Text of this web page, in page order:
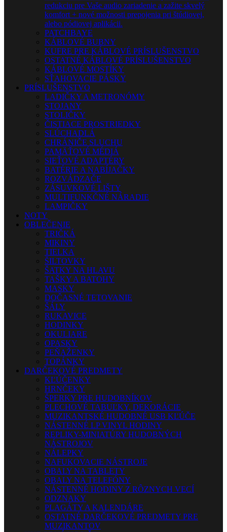
redukciu pre Vaše audio zariadenie a zažite skvelý
komfort + nové možnosti prepojenia pri štúdiovej,
alebo pódiovej aplikácii.
PATCHBAYE
KÁBLOVÉ BUBNY
KUFRE PRE KÁBLOVÉ PRÍSLUŠENSTVO
OSTATNÉ KÁBLOVÉ PRÍSLUŠENSTVO
KÁBLOVÉ MOSTÍKY
SŤAHOVACIE PÁSKY
PRÍSLUŠENSTVO
LADIČKY A METRONÓMY
STOJANY
STOLIČKY
ČISTIACE PROSTRIEDKY
SLÚCHADLÁ
CHRÁNIČE SLUCHU
PAMÄŤOVÉ MÉDIÁ
SIEŤOVÉ ADAPTÉRY
BATÉRIE A NABÍJAČKY
ROZVÁDZAČE
ZÁSUVKOVÉ LIŠTY
MULTIFUNKČNÉ NÁRADIE
LAMPIČKY
NOTY
OBLEČENIE
TRIČKÁ
MIKINY
TIELKA
ŠILTOVKY
ŠATKY NA HLAVU
TAŠKY A BATOHY
MASKY
DOČASNÉ TETOVANIE
ŠÁLY
RUKAVICE
HODINKY
OKULIARE
OPASKY
PEŇAŽENKY
TOPÁNKY
DARČEKOVÉ PREDMETY
KĽÚČENKY
HRNČEKY
ŠPERKY PRE HUDOBNÍKOV
PLECHOVÉ TABUĽKY, DEKORÁCIE
MUZIKANTSKÉ HUDOBNÉ USB KĽÚČE
NÁSTENNÉ LP VINYL HODINY
REPLIKY-MINIATÚRY HUDOBNÝCH
NÁSTROJOV
NÁLEPKY
NAFUKOVACIE NÁSTROJE
OBALY NA TABLETY
OBALY NA TELEFÓNY
NÁSTENNÉ HODINY Z RÔZNYCH VECÍ
ODZNAKY
PLAGÁTY A KALENDÁRE
OSTATNÉ DARČEKOVÉ PREDMETY PRE
MUZIKANTOV